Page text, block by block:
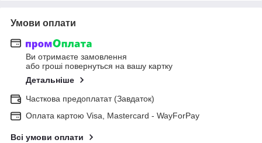
Умови оплати
Ви отримаєте замовлення
або гроші повернуться на вашу картку
Детальніше
Часткова предоплатат (Завдаток)
Оплата картою Visa, Mastercard - WayForPay
Всі умови оплати